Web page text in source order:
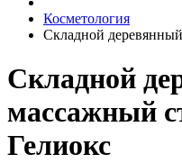
Косметология
Складной
Складной
массажный
Гелиокс